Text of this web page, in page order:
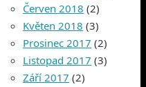
Červen 2018 (2)
Květen 2018 (3)
Prosinec 2017 (2)
Listopad 2017 (3)
Září 2017 (2)